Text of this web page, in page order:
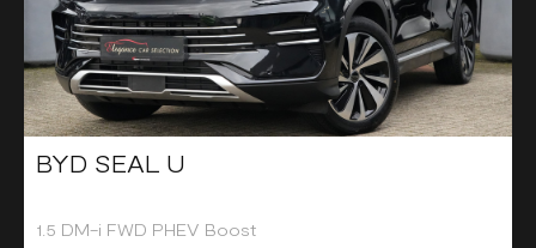
BYD SEAL U
1.5 DM-i FWD PHEV Boost